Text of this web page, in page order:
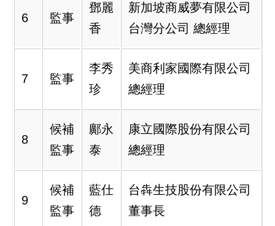
6 監事
鄧麗
香
新加坡商威夢有限公司
台灣分公司 總經理
7 監事
李秀
珍
美商利家國際有限公司
總經理
8
候補
監事
鄺永
泰
康立國際股份有限公司
總經理
9
候補
監事
藍仕
德
台犇生技股份有限公司
董事長